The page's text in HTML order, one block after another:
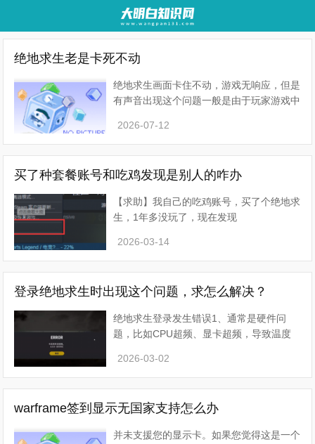
绝地求生老是卡死不动
绝地求生画面卡住不动，游戏无响应，但是
有声音出现这个问题一般是由于玩家游戏中
或者是电脑的内存不够导致的。出现这种问
题的时候，没有必
2026-07-12
买了种套餐账号和吃鸡发现是别人的咋办
【求助】我自己的吃鸡账号，买了个绝地求
生，1年多没玩了，现在发现
账号，在steam上面自己买的pubg游戏，
并且只有自己知道密码，账号没被盗的话
2026-03-14
登录绝地求生时出现这个问题，求怎么解决？
绝地求生登录发生错误1、通常是硬件问
题，比如CPU超频、显卡超频，导致温度
多是AMD老架构CPU、志强CPU这些处理
器，只需要更新相关硬件即可
2026-03-02
warframe签到显示无国家支持怎么办
并未支援您的显示卡。如果您觉得这是一个